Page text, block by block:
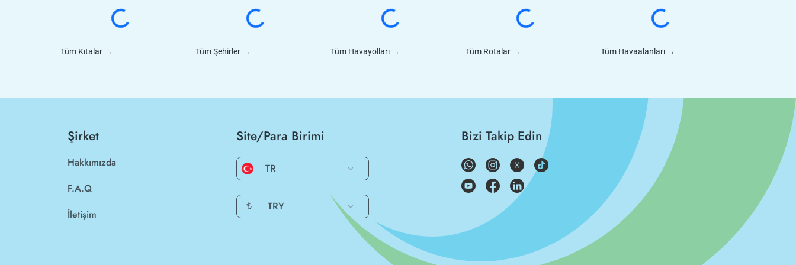
Tüm Kıtalar → Tüm Şehirler → Tüm Havayolları → Tüm Rotalar → Tüm Havaalanları →
Şirket
Hakkımızda
F.A.Q
İletişim
Site/Para Birimi
TR
₺ TRY
Bizi Takip Edin